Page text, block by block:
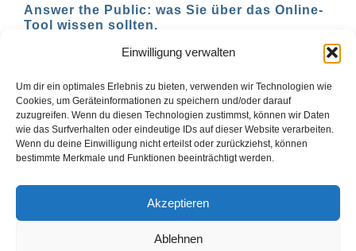
Einwilligung verwalten
Um dir ein optimales Erlebnis zu bieten, verwenden wir Technologien wie
Cookies, um Geräteinformationen zu speichern und/oder darauf
zuzugreifen. Wenn du diesen Technologien zustimmst, können wir Daten
wie das Surfverhalten oder eindeutige IDs auf dieser Website verarbeiten.
Wenn du deine Einwilligung nicht erteilst oder zurückziehst, können
bestimmte Merkmale und Funktionen beeinträchtigt werden.
Akzeptieren
Ablehnen
Answer the Public: was Sie über das Online-
Tool wissen sollten.
AI-basierte Tools für den Social-Media-
1 2 Vor